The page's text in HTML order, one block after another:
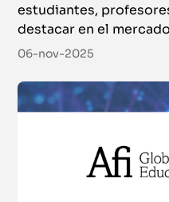
estudiantes,
destacar en el
06-nov-2025